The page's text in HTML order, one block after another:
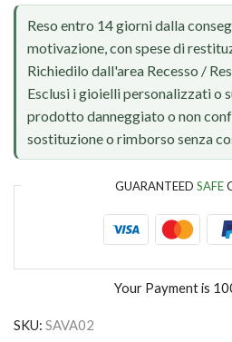
Reso entro 14 giorni dalla
motivazione, con spese di
Richiedilo dall'area Recesso /
Esclusi i gioielli personalizzati o
prodotto danneggiato o non
sostituzione o rimborso senza
GUARANTEED SAFE
Your Payment is
SKU: SAVA02